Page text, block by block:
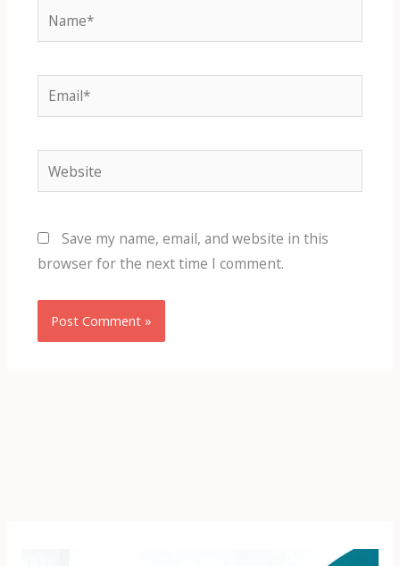
Name*
Email*
Website
Save my name, email, and website in this
browser for the next time I comment.